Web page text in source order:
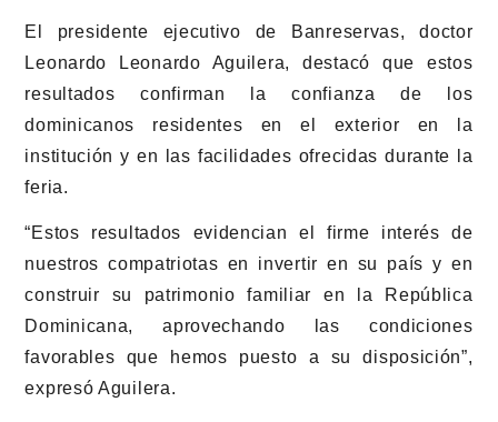
El presidente ejecutivo de Banreservas, doctor
Leonardo Leonardo Aguilera, destacó que estos
resultados confirman la confianza de los
dominicanos residentes en el exterior en la
institución y en las facilidades ofrecidas durante la
feria.
“Estos resultados evidencian el firme interés de
nuestros compatriotas en invertir en su país y en
construir su patrimonio familiar en la República
Dominicana, aprovechando las condiciones
favorables que hemos puesto a su disposición”,
expresó Aguilera.